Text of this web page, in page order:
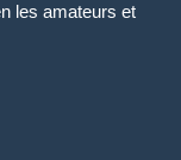
les amateurs et